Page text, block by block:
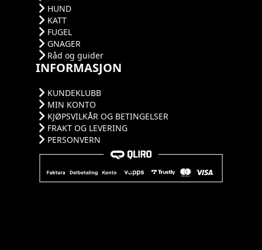
HUND
KATT
FUGEL
GNAGER
Råd og guider
INFORMASJON
KUNDEKLUBB
MIN KONTO
KJØPSVILKÅR OG BETINGELSER
FRAKT OG LEVERING
PERSONVERN